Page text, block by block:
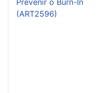
Prevenir o Burn-In
(ART2596)